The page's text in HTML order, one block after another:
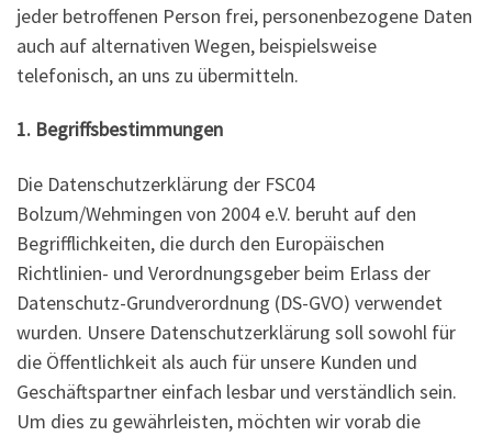
jeder betroffenen Person frei, personenbezogene Daten
auch auf alternativen Wegen, beispielsweise
telefonisch, an uns zu übermitteln.
1. Begriffsbestimmungen
Die Datenschutzerklärung der FSC04
Bolzum/Wehmingen von 2004 e.V. beruht auf den
Begrifflichkeiten, die durch den Europäischen
Richtlinien- und Verordnungsgeber beim Erlass der
Datenschutz-Grundverordnung (DS-GVO) verwendet
wurden. Unsere Datenschutzerklärung soll sowohl für
die Öffentlichkeit als auch für unsere Kunden und
Geschäftspartner einfach lesbar und verständlich sein.
Um dies zu gewährleisten, möchten wir vorab die